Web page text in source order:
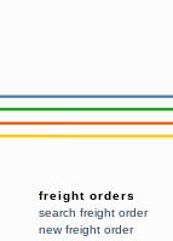
freight orders
search freight order
new freight order